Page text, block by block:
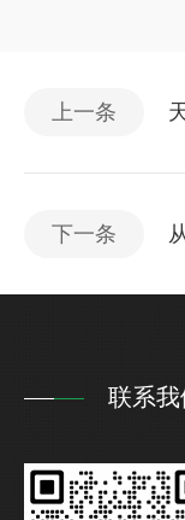
上一条
下一条
联系我